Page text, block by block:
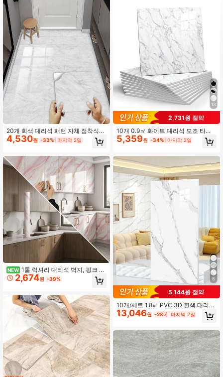
142 팔로워
4.39 142 팔로워
142 팔로워
4.39 142 팔로워
20개 회색 대리석 패턴 자체 접착식
바닥 스티커, 주방용 방수 및 방유 벽
스티커, 더 나은 광택을 위한 크리스탈
가정 거실/주방/욕실 벽 또는 바닥 개
조 및 장식 벽지 벽지 벽 장식 방 장식
벽지 껍질 및 스틱에 적합
4,530원 -33% 마지막 2일
NEW 1롤 럭셔리 대리석 벽지, 핑크 자
가접착식 컨택트 페이퍼, PVC 방수 내
유성 홈 데코 스티커, 가구 리폼 벽지,
리폼 스티커, 홀리데이 벽지에 적합
2,674원 -39%
13
2,731원 절약
10개 0.9㎡ 화이트 대리석 모조 타일
스티커 벽 장식 배경 방수 및 방습 자
착식 알루미늄-플라스틱 보드 벽 스티
이퍼, 월페이퍼, 봄 장식 아이템으로
집 분위기 새롭게, 축제 장식 스티커
선물 생일 졸업
5,359원 -34% 마지막 2일
8
5,144원 절약
10개/세트 1.8㎡ PVC 3D 흰색 대리석
패턴 세라믹 타일 벽 스티커, 방수, 방
습, 주방, 욕실용 장식 벽 패널
13,046원 -28% 마지막 2일